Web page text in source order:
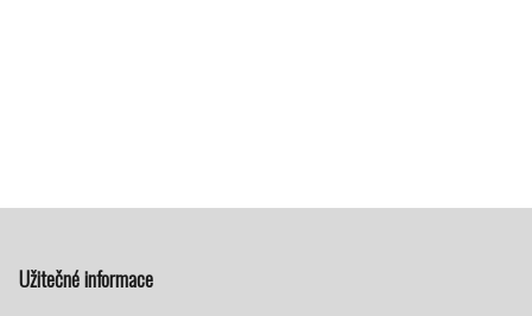
Užitečné informace